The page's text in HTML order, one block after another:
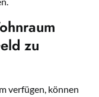
zu
verfügen, können